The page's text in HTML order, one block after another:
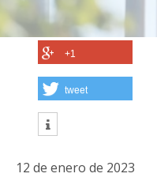
+1
tweet
12 de enero de 2023